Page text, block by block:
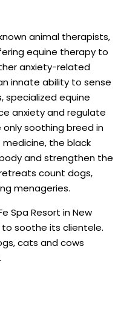
animal therapists,
equine therapy to
anxiety-related
innate ability to sense
specialized equine
anxiety and regulate
soothing breed in
the black
and strengthen the
count dogs,
menageries.
Spa Resort in New
soothe its clientele.
cats and cows